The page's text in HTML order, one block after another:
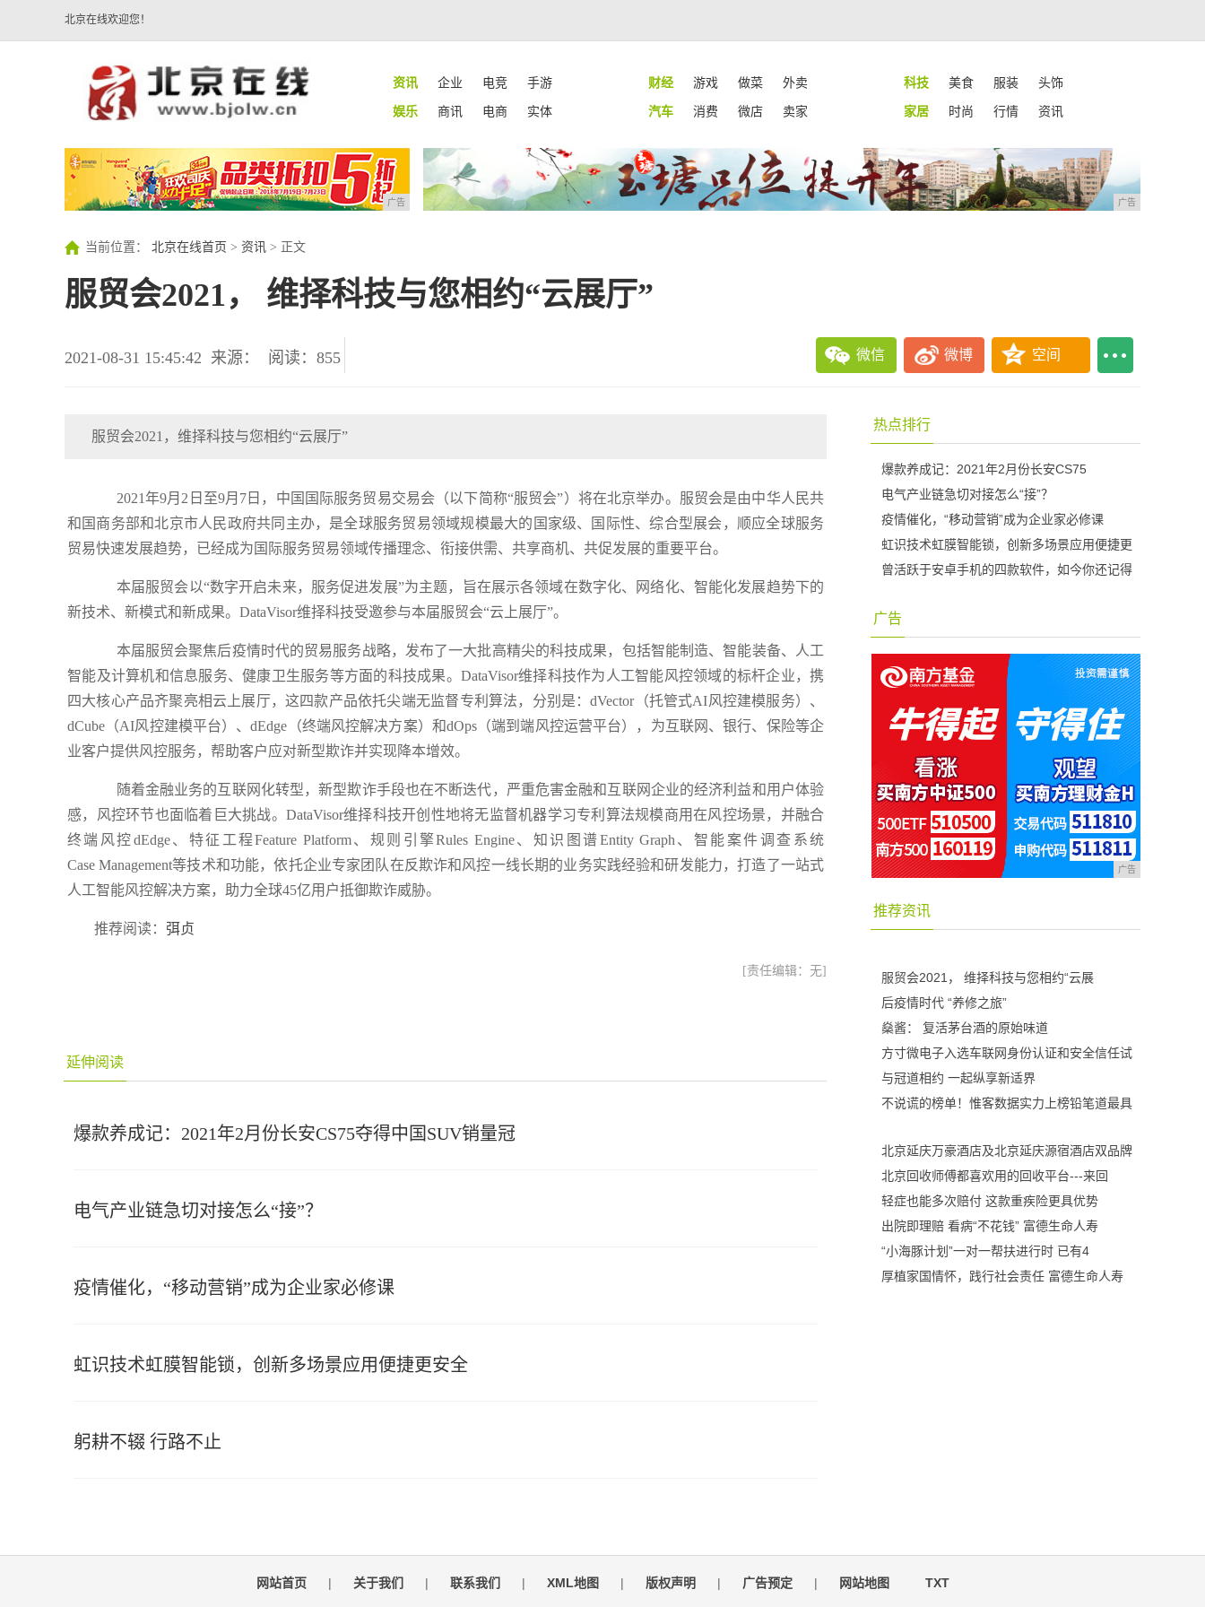
北京在线欢迎您！
资讯 企业 电竞 手游 财经 游戏 做菜 外卖 科技 美食 服装
头饰
娱乐
商讯 电商 实体 汽车 消费 微店 卖家 家居 时尚 行情 资讯
广告 广告
当前位置： 北京在线首页 > 资讯 > 正文
服贸会2021， 维择科技与您相约“云展厅”
2021-08-31 15:45:42 来源： 阅读：855 微信 微博 空间
服贸会2021，维择科技与您相约“云展厅”
2021年9月2日至9月7日，中国国际服务贸易交易会（以下简称“服贸会”）将在北京举办。服贸会是由中华人民共
和国商务部和北京市人民政府共同主办，是全球服务贸易领域规模最大的国家级、国际性、综合型展会，顺应全球服务
贸易快速发展趋势，已经成为国际服务贸易领域传播理念、衔接供需、共享商机、共促发展的重要平台。
本届服贸会以“数字开启未来，服务促进发展”为主题，旨在展示各领域在数字化、网络化、智能化发展趋势下的
新技术、新模式和新成果。DataVisor维择科技受邀参与本届服贸会“云上展厅”。
本届服贸会聚焦后疫情时代的贸易服务战略，发布了一大批高精尖的科技成果，包括智能制造、智能装备、人工
智能及计算机和信息服务、健康卫生服务等方面的科技成果。DataVisor维择科技作为人工智能风控领域的标杆企业，携
四大核心产品齐聚亮相云上展厅，这四款产品依托尖端无监督专利算法，分别是：dVector（托管式AI风控建模服务）、
dCube（AI风控建模平台）、dEdge（终端风控解决方案）和dOps（端到端风控运营平台），为互联网、银行、保险等企
业客户提供风控服务，帮助客户应对新型欺诈并实现降本增效。
随着金融业务的互联网化转型，新型欺诈手段也在不断迭代，严重危害金融和互联网企业的经济利益和用户体验
感，风控环节也面临着巨大挑战。DataVisor维择科技开创性地将无监督机器学习专利算法规模商用在风控场景，并融合
终端风控dEdge、特征工程Feature Platform、规则引擎Rules Engine、知识图谱Entity Graph、智能案件调查系统
Case Management等技术和功能，依托企业专家团队在反欺诈和风控一线长期的业务实践经验和研发能力，打造了一站式
人工智能风控解决方案，助力全球45亿用户抵御欺诈威胁。
推荐阅读： 弭贞
[责任编辑：无]
延伸阅读
爆款养成记：2021年2月份长安CS75夺得中国SUV销量冠
电气产业链急切对接怎么“接”？
疫情催化，“移动营销”成为企业家必修课
虹识技术虹膜智能锁，创新多场景应用便捷更安全
躬耕不辍 行路不止
热点排行
爆款养成记：2021年2月份长安CS75
电气产业链急切对接怎么“接”？
疫情催化，“移动营销”成为企业家必修课
虹识技术虹膜智能锁，创新多场景应用便捷更
曾活跃于安卓手机的四款软件，如今你还记得
广告
广告
推荐资讯
服贸会2021， 维择科技与您相约“云展
后疫情时代 “养修之旅”
燊酱： 复活茅台酒的原始味道
方寸微电子入选车联网身份认证和安全信任试
与冠道相约 一起纵享新适界
不说谎的榜单！惟客数据实力上榜铅笔道最具
北京延庆万豪酒店及北京延庆源宿酒店双品牌
北京回收师傅都喜欢用的回收平台---来回
轻症也能多次赔付 这款重疾险更具优势
出院即理赔 看病“不花钱” 富德生命人寿
“小海豚计划”一对一帮扶进行时 已有4
厚植家国情怀，践行社会责任 富德生命人寿
网站首页 | 关于我们 | 联系我们 | XML地图 | 版权声明 | 广告预定 | 网站地图 TXT